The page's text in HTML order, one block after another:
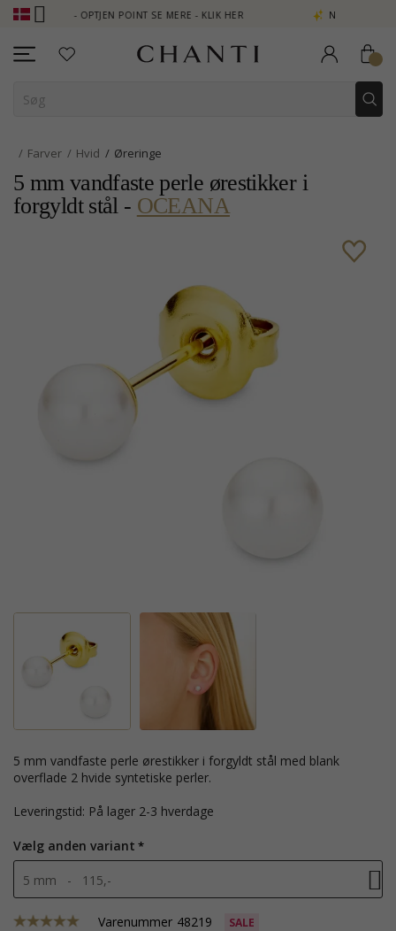
- OPTJEN POINT SE MERE - KLIK HER NEW COLLECTION | AURA
Farver Hvid Øreringe
5 mm vandfaste perle ørestikker i
forgyldt stål - OCEANA
5 mm vandfaste perle ørestikker i forgyldt stål med blank
overflade 2 hvide syntetiske perler.
Leveringstid: På lager 2-3 hverdage
Vælg anden variant
5 mm - 115,-
Varenummer 48219 SALE